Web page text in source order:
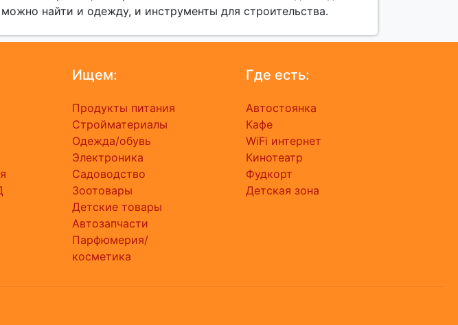
найти и одежду, и инструменты для строительства.
Ищем:
Продукты питания
Стройматериалы
Одежда/обувь
Электроника
Садоводство
Зоотовары
Детские товары
Автозапчасти
Парфюмерия/
косметика
Где есть:
Автостоянка
Кафе
WiFi интернет
Кинотеатр
Фудкорт
Детская зона